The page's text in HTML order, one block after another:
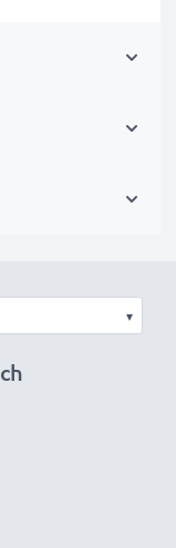
zu
Laptop. Das ist
Wahl –
▾